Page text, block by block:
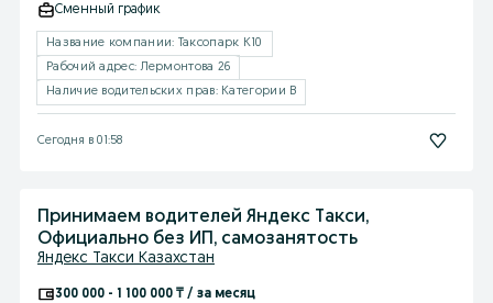
Сменный график
Название компании: Таксопарк К10
Рабочий адрес: Лермонтова 26
Наличие водительских прав: Категории B
Сегодня в 01:58
Принимаем водителей Яндекс Такси,
Официально без ИП, самозанятость
Яндекс Такси Казахстан
300 000 - 1 100 000 ₸ / за месяц